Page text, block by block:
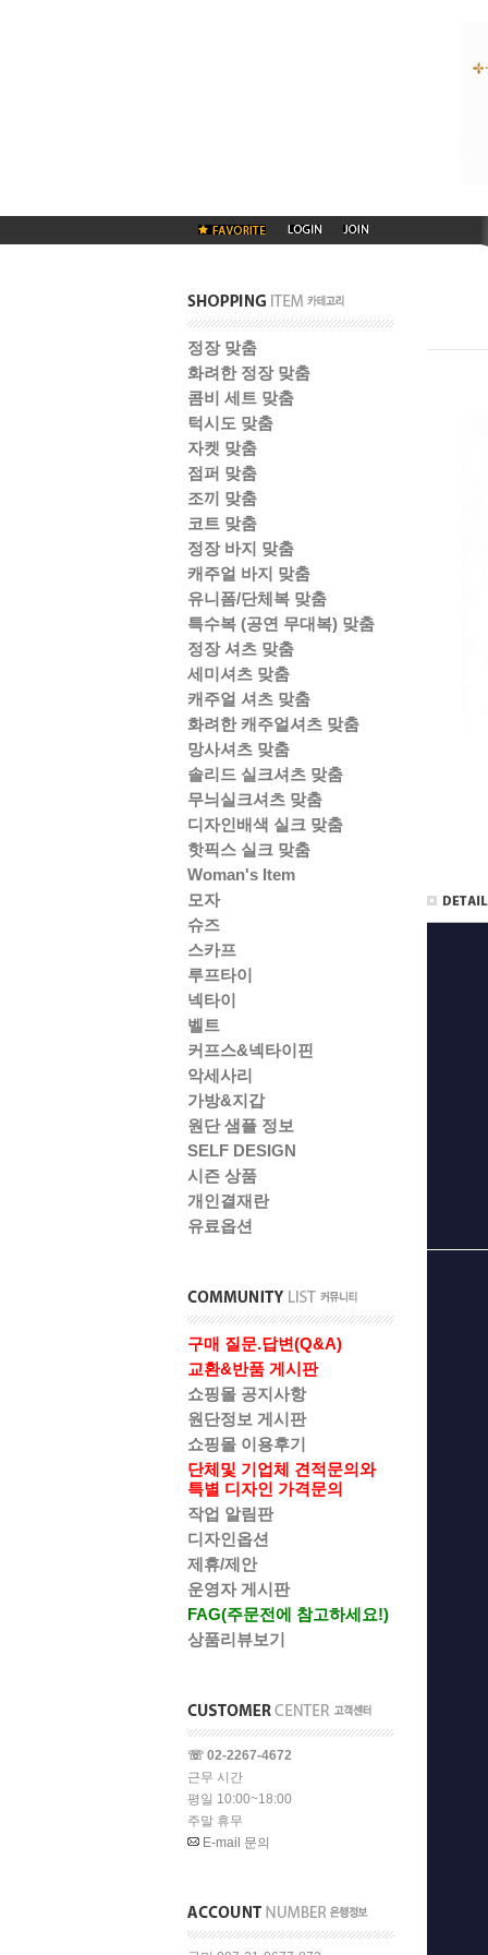
정장 맞춤
화려한 정장 맞춤
콤비 세트 맞춤
턱시도 맞춤
자켓 맞춤
점퍼 맞춤
조끼 맞춤
코트 맞춤
정장 바지 맞춤
캐주얼 바지 맞춤
유니폼/단체복 맞춤
특수복 (공연 무대복) 맞춤
정장 셔츠 맞춤
세미셔츠 맞춤
캐주얼 셔츠 맞춤
화려한 캐주얼셔츠 맞춤
망사셔츠 맞춤
솔리드 실크셔츠 맞춤
무늬실크셔츠 맞춤
디자인배색 실크 맞춤
핫픽스 실크 맞춤
Woman's Item
모자
슈즈
스카프
루프타이
넥타이
벨트
커프스&넥타이핀
악세사리
가방&지갑
원단 샘플 정보
SELF DESIGN
시즌 상품
개인결재란
유료옵션
구매 질문.답변(Q&A)
교환&반품 게시판
쇼핑몰 공지사항
원단정보 게시판
쇼핑몰 이용후기
단체및 기업체 견적문의와
특별 디자인 가격문의
작업 알림판
디자인옵션
제휴/제안
운영자 게시판
FAG(주문전에 참고하세요!)
상품리뷰보기
☏ 02-2267-4672
근무 시간
평일 10:00~18:00
주말 휴무
E-mail 문의